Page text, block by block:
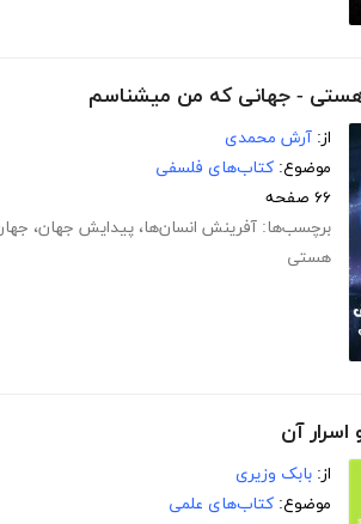
هستی - جهانی که من میشناسم
از: آرش محمدی
موضوع: کتاب‌های فلسفی
۶۶ صفحه
برچسب‌ها: آفرینش انسان‌ها، پیدایش جهان،
هستی
اسرار آن
از: بابک وزیری
موضوع: کتاب‌های علمی